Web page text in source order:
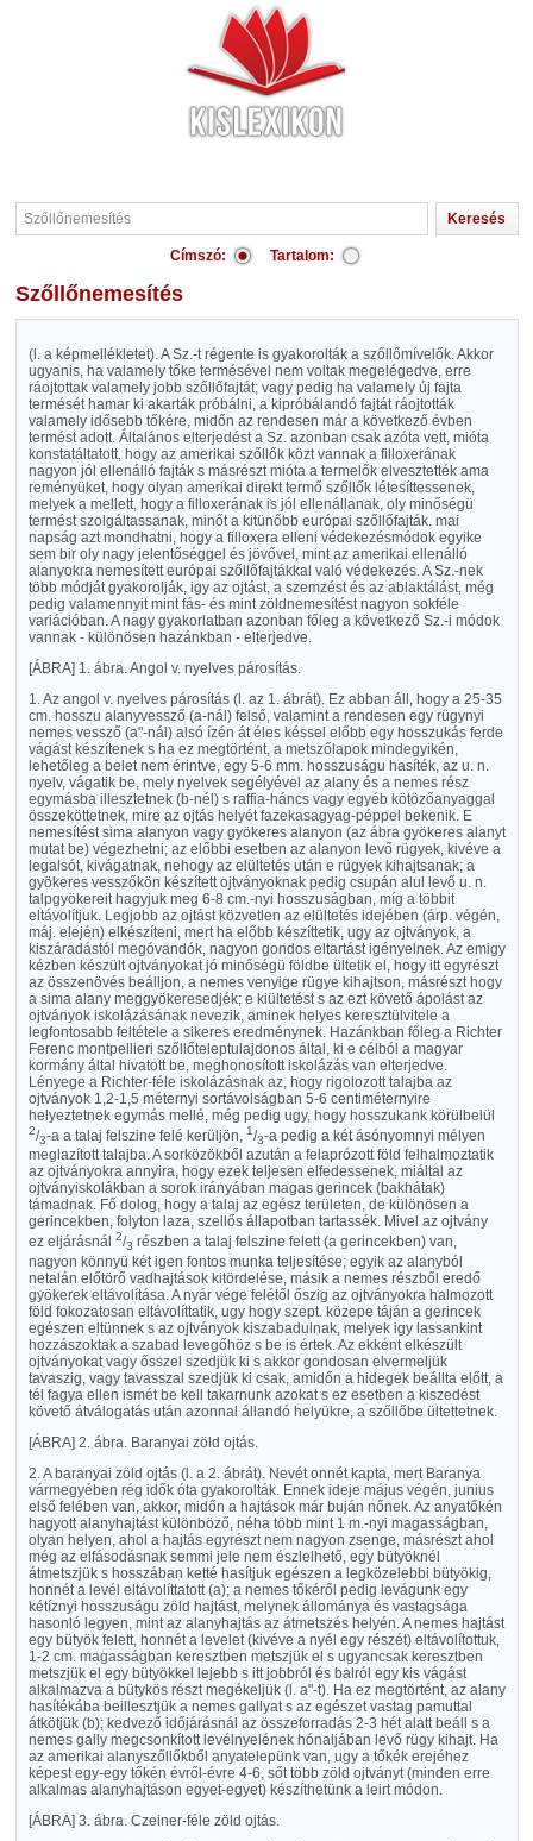
Címszó: Tartalom:
Szőllőnemesítés
(l. a képmellékletet). A Sz.-t régente is gyakorolták a szőllőmívelők. Akkor
ugyanis, ha valamely tőke termésével nem voltak megelégedve, erre
ráojtottak valamely jobb szőllőfajtát; vagy pedig ha valamely új fajta
termését hamar ki akarták próbálni, a kipróbálandó fajtát ráojtották
valamely idősebb tőkére, midőn az rendesen már a következő évben
termést adott. Általános elterjedést a Sz. azonban csak azóta vett, mióta
konstatáltatott, hogy az amerikai szőllők közt vannak a filloxerának
nagyon jól ellenálló fajták s másrészt mióta a termelők elvesztették ama
reményüket, hogy olyan amerikai direkt termő szőllők létesíttessenek,
melyek a mellett, hogy a filloxerának is jól ellenállanak, oly minőségü
termést szolgáltassanak, minőt a kitünőbb európai szőllőfajták. mai
napság azt mondhatni, hogy a filloxera elleni védekezésmódok egyike
sem bir oly nagy jelentőséggel és jövővel, mint az amerikai ellenálló
alanyokra nemesített európai szőllőfajtákkal való védekezés. A Sz.-nek
több módját gyakorolják, igy az ojtást, a szemzést és az ablaktálást, még
pedig valamennyit mint fás- és mint zöldnemesítést nagyon sokféle
variációban. A nagy gyakorlatban azonban főleg a következő Sz.-i módok
vannak - különösen hazánkban - elterjedve.
[ÁBRA] 1. ábra. Angol v. nyelves párosítás.
1. Az angol v. nyelves párosítás (l. az 1. ábrát). Ez abban áll, hogy a 25-35
cm. hosszu alanyvessző (a-nál) felső, valamint a rendesen egy rügynyi
nemes vessző (a"-nál) alsó ízén át éles késsel előbb egy hosszukás ferde
vágást készítenek s ha ez megtörtént, a metszőlapok mindegyikén,
lehetőleg a belet nem érintve, egy 5-6 mm. hosszuságu hasíték, az u. n.
nyelv, vágatik be, mely nyelvek segélyével az alany és a nemes rész
egymásba illesztetnek (b-nél) s raffia-háncs vagy egyéb kötözőanyaggal
összeköttetnek, mire az ojtás helyét fazekasagyag-péppel bekenik. E
nemesítést sima alanyon vagy gyökeres alanyon (az ábra gyökeres alanyt
mutat be) végezhetni; az előbbi esetben az alanyon levő rügyek, kivéve a
legalsót, kivágatnak, nehogy az elültetés után e rügyek kihajtsanak; a
gyökeres vesszőkön készített ojtványoknak pedig csupán alul levő u. n.
talpgyökereit hagyjuk meg 6-8 cm.-nyi hosszuságban, míg a többit
eltávolítjuk. Legjobb az ojtást közvetlen az elültetés idejében (árp. végén,
máj. elején) elkészíteni, mert ha előbb készíttetik, ugy az ojtványok, a
kiszáradástól megóvandók, nagyon gondos eltartást igényelnek. Az emigy
kézben készült ojtványokat jó minőségü földbe ültetik el, hogy itt egyrészt
az összenövés beálljon, a nemes venyige rügye kihajtson, másrészt hogy
a sima alany meggyökeresedjék; e kiültetést s az ezt követő ápolást az
ojtványok iskolázásának nevezik, aminek helyes keresztülvitele a
legfontosabb feltétele a sikeres eredménynek. Hazánkban főleg a Richter
Ferenc montpellieri szőllőteleptulajdonos által, ki e célból a magyar
kormány által hivatott be, meghonosított iskolázás van elterjedve.
Lényege a Richter-féle iskolázásnak az, hogy rigolozott talajba az
ojtványok 1,2-1,5 méternyi sortávolságban 5-6 centiméternyire
helyeztetnek egymás mellé, még pedig ugy, hogy hosszukank körülbelül
2/3-a a talaj felszine felé kerüljön, 1/3-a pedig a két ásónyomnyi mélyen
meglazított talajba. A sorközökből azután a felaprózott föld felhalmoztatik
az ojtványokra annyira, hogy ezek teljesen elfedessenek, miáltal az
ojtványiskolákban a sorok irányában magas gerincek (bakhátak)
támadnak. Fő dolog, hogy a talaj az egész területen, de különösen a
gerincekben, folyton laza, szellős állapotban tartassék. Mivel az ojtvány
ez eljárásnál 2/3 részben a talaj felszine felett (a gerincekben) van,
nagyon könnyü két igen fontos munka teljesítése; egyik az alanyból
netalán előtörő vadhajtások kitördelése, másik a nemes részből eredő
gyökerek eltávolítása. A nyár vége felétől őszig az ojtványokra halmozott
föld fokozatosan eltávolíttatik, ugy hogy szept. közepe táján a gerincek
egészen eltünnek s az ojtványok kiszabadulnak, melyek igy lassankint
hozzászoktak a szabad levegőhöz s be is értek. Az ekként elkészült
ojtványokat vagy ősszel szedjük ki s akkor gondosan elvermeljük
tavaszig, vagy tavasszal szedjük ki csak, amidőn a hidegek beállta előtt, a
tél fagya ellen ismét be kell takarnunk azokat s ez esetben a kiszedést
követő átválogatás után azonnal állandó helyükre, a szőllőbe ültettetnek.
[ÁBRA] 2. ábra. Baranyai zöld ojtás.
2. A baranyai zöld ojtás (l. a 2. ábrát). Nevét onnét kapta, mert Baranya
vármegyében rég idők óta gyakorolták. Ennek ideje május végén, junius
első felében van, akkor, midőn a hajtások már buján nőnek. Az anyatőkén
hagyott alanyhajtást különböző, néha több mint 1 m.-nyi magasságban,
olyan helyen, ahol a hajtás egyrészt nem nagyon zsenge, másrészt ahol
még az elfásodásnak semmi jele nem észlelhető, egy bütyöknél
átmetszjük s hosszában ketté hasítjuk egészen a legközelebbi bütyökig,
honnét a levél eltávolíttatott (a); a nemes tőkéről pedig levágunk egy
kétíznyi hosszuságu zöld hajtást, melynek állománya és vastagsága
hasonló legyen, mint az alanyhajtás az átmetszés helyén. A nemes hajtást
egy bütyök felett, honnét a levelet (kivéve a nyél egy részét) eltávolítottuk,
1-2 cm. magasságban keresztben metszjük el s ugyancsak keresztben
metszjük el egy bütyökkel lejebb s itt jobbról és balról egy kis vágást
alkalmazva a bütykös részt megékeljük (l. a"-t). Ha ez megtörtént, az alany
hasítékába beillesztjük a nemes gallyat s az egészet vastag pamuttal
átkötjük (b); kedvező időjárásnál az összeforradás 2-3 hét alatt beáll s a
nemes gally megcsonkított levélnyelének hónaljában levő rügy kihajt. Ha
az amerikai alanyszőllőkből anyatelepünk van, ugy a tőkék erejéhez
képest egy-egy tőkén évről-évre 4-6, sőt több zöld ojtványt (minden erre
alkalmas alanyhajtáson egyet-egyet) készíthetünk a leirt módon.
[ÁBRA] 3. ábra. Czeiner-féle zöld ojtás.